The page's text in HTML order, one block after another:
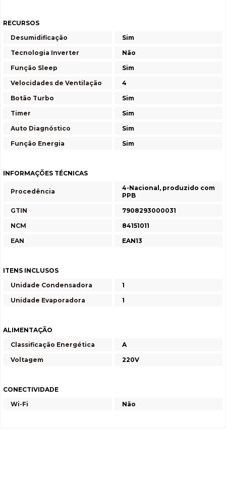
RECURSOS
Desumidificação
Sim
Tecnologia Inverter
Não
Função Sleep
Sim
Velocidades de Ventilação
4
Botão Turbo
Sim
Timer
Sim
Auto Diagnóstico
Sim
Função Energia
Sim
INFORMAÇÕES TÉCNICAS
Procedência
4-Nacional, produzido com
PPB
GTIN
7908293000031
NCM
84151011
EAN
EAN13
ITENS INCLUSOS
Unidade Condensadora
1
Unidade Evaporadora
1
ALIMENTAÇÃO
Classificação Energética
A
Voltagem
220V
CONECTIVIDADE
Wi-Fi
Não